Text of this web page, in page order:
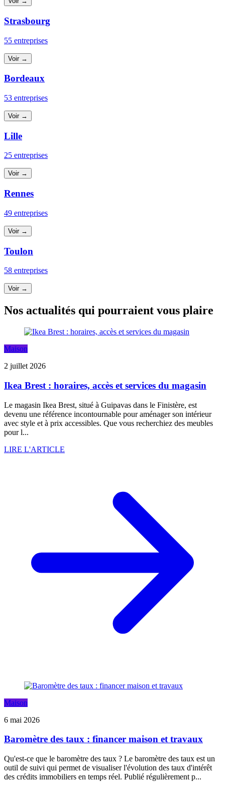
Strasbourg
55 entreprises
Voir →
Bordeaux
53 entreprises
Voir →
Lille
25 entreprises
Voir →
Rennes
49 entreprises
Voir →
Toulon
58 entreprises
Voir →
Nos actualités qui pourraient vous plaire
Maison
2 juillet 2026
Ikea Brest : horaires, accès et services du magasin
Le magasin Ikea Brest, situé à Guipavas dans le Finistère, est
devenu une référence incontournable pour aménager son intérieur
avec style et à prix accessibles. Que vous recherchiez des meubles
pour l...
LIRE L'ARTICLE
Maison
6 mai 2026
Baromètre des taux : financer maison et travaux
Qu'est-ce que le baromètre des taux ? Le baromètre des taux est un
outil de suivi qui permet de visualiser l'évolution des taux d'intérêt
des crédits immobiliers en temps réel. Publié régulièrement p...